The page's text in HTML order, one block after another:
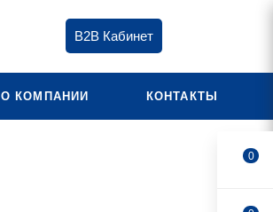
B2B Кабинет
О КОМПАНИИ КОНТАКТЫ
0